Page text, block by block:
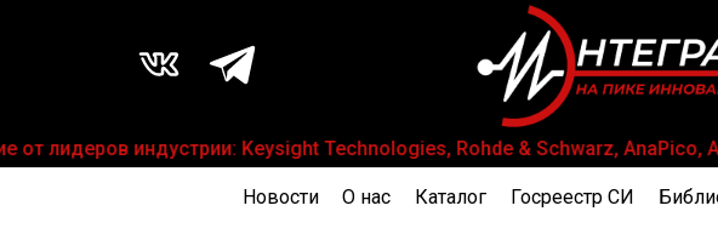
лидеров индустрии: Keysight Technologies, Rohde & Schwarz, AnaPico,
Каталог
О нас Госреестр СИ
Новости